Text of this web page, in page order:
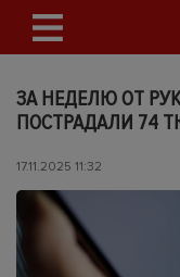
ЗА НЕДЕЛЮ ОТ
ПОСТРАДАЛИ 74
17.11.2025 11:32